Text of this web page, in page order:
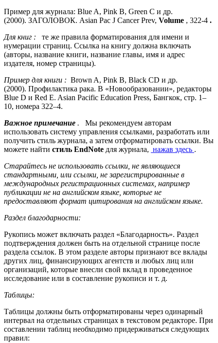
Пример для журнала: Blue A, Pink B, Green C и др.
(2000). ЗАГОЛОВОК. Asian Pac J Cancer Prev, Volume , 322-4 .
Для книг :
те же правила форматирования для имени и
нумерации страниц. Ссылка на книгу должна включать
(авторы, название книги, название главы, имя и адрес
издателя, номер страницы).
Пример для книги : Brown A, Pink B, Black CD и др.
(2000). Профилактика рака. В «Новообразовании», редакторы
Blue D и Red E. Asian Pacific Education Press, Бангкок, стр. 1–
10, номера 322–4.
Важное примечание .
Мы рекомендуем авторам
использовать систему управления ссылками, разработать или
получить стиль журнала, а затем отформатировать ссылки. Вы
можете найти стиль EndNote для журнала, нажав здесь .
Старайтесь не использовать ссылки, не являющиеся
стандартными, или ссылки, не зарегистрированные в
международных регистрационных системах, например
публикации не на английском языке, которые не
предоставляют формат цитирования на английском языке.
Раздел благодарности:
Рукопись может включать раздел «Благодарность». Раздел
подтверждения должен быть на отдельной странице после
раздела ссылок. В этом разделе авторы признают все вклады
других лиц, финансирующих агентств и любых лиц или
организаций, которые внесли свой вклад в проведенное
исследование или в составление рукописи и т. д.
Таблицы:
Таблицы должны быть отформатированы через одинарный
интервал на отдельных страницах в текстовом редакторе. При
составлении таблиц необходимо придерживаться следующих
правил: